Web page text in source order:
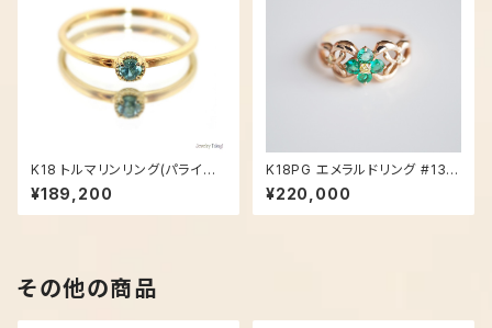
K18 トルマリンリング(パライバ)
- 1408
¥189,200
K18PG エメラルドリング #13号
- 1042
¥220,000
その他の商品